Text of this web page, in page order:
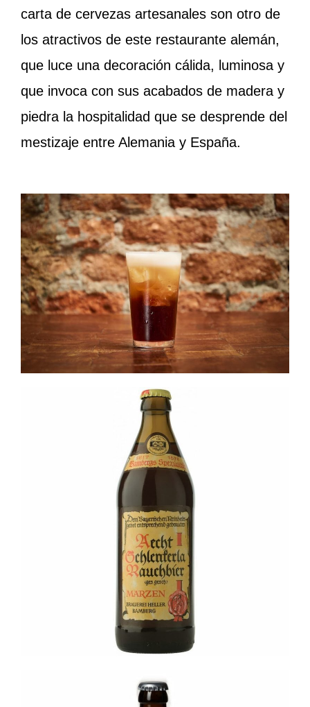
carta de cervezas artesanales son otro de
los atractivos de este restaurante alemán,
que luce una decoración cálida, luminosa y
que invoca con sus acabados de madera y
piedra la hospitalidad que se desprende del
mestizaje entre Alemania y España.